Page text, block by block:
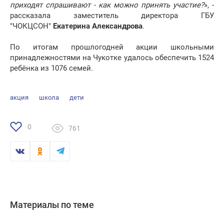
приходят спрашивают - как можно принять участие?», -
рассказала заместитель директора ГБУ
"ЧОКЦСОН" Екатерина Александрова.
По итогам прошлогодней акции школьными
принадлежностями на Чукотке удалось обеспечить 1524
ребёнка из 1076 семей.
акция школа дети
0 761
Материалы по теме